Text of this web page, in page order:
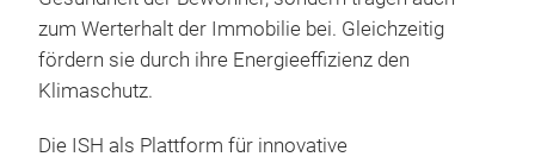
zum Werterhalt der Immobilie bei. Gleichzeitig
fördern sie durch ihre Energieeffizienz den
Klimaschutz.
Die ISH als Plattform für innovative